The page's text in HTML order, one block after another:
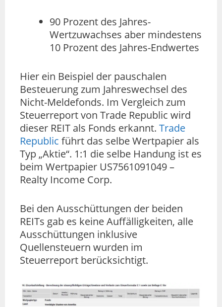
90 Prozent des Jahres-
Wertzuwachses aber mindestens
10 Prozent des Jahres-Endwertes
Hier ein Beispiel der pauschalen
Besteuerung zum Jahreswechsel des
Nicht-Meldefonds. Im Vergleich zum
Steuerreport von Trade Republic wird
dieser REIT als Fonds erkannt. Trade
Republic führt das selbe Wertpapier als
Typ „Aktie“. 1:1 die selbe Handung ist es
beim Wertpapier US7561091049 –
Realty Income Corp.
Bei den Ausschüttungen der beiden
REITs gab es keine Auffälligkeiten, alle
Ausschüttungen inklusive
Quellensteuern wurden im
Steuerreport berücksichtigt.